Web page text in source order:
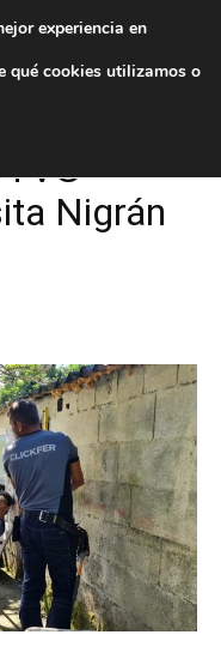
Nigrán
experiencia en
qué cookies utilizamos o